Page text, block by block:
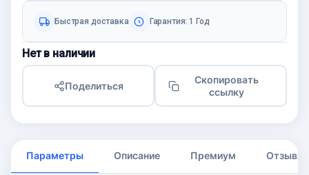
Быстрая доставка Гарантия: 1 Год
Нет в наличии
Поделиться
Скопировать
ссылку
Параметры Описание Премиум Отзывы